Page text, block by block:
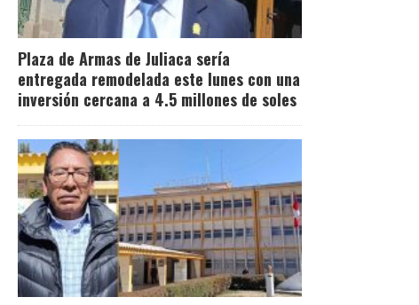
Plaza de Armas de Juliaca sería
entregada remodelada este lunes con una
inversión cercana a 4.5 millones de soles